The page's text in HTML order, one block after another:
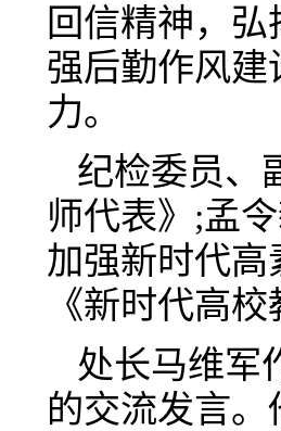
回信精神，
强后勤作风
力。
纪检委员、
师代表》;孟
加强新时代
《新时代高
处长马维军
的交流发言